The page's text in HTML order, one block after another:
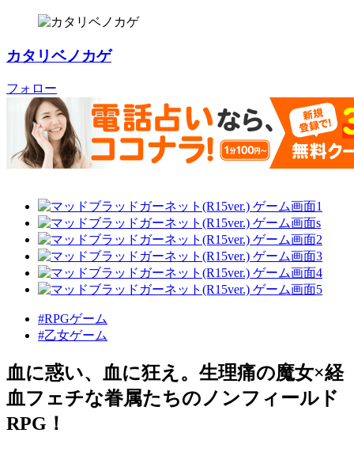
カタリベノカゲ
フォロー
#RPGゲーム
#乙女ゲーム
血に惑い、血に狂え。生理痛の魔女×経
血フェチな眷属たちのノンフィールド
RPG！